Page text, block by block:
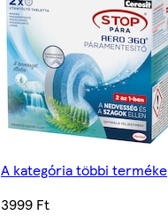
A kategória többi terméke
3999 Ft